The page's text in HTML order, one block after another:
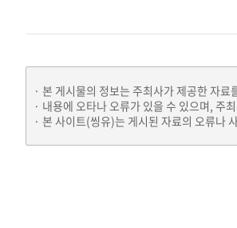
본 게시물의 정보는 주최사가 제공한 자료
내용에 오타나 오류가 있을 수 있으며, 주
본 사이트(씽유)는 게시된 자료의 오류나